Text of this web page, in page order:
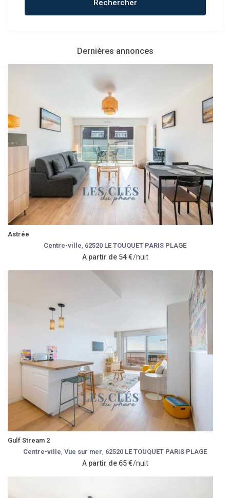
Dernières annonces
Astrée
Centre-ville 62520 LE TOUQUET PARIS PLAGE
A partir de 54 €/nuit
Gulf Stream 2
Centre-ville Vue sur mer 62520 LE TOUQUET PARIS PLAGE
A partir de 65 €/nuit